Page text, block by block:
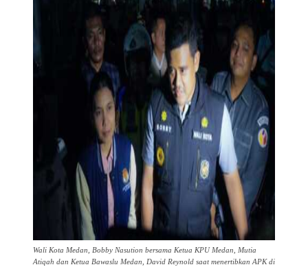
Wali Kota Medan, Bobby Nasution bersama Ketua KPU Medan, Mutia
Atiqah dan Ketua Bawaslu Medan, David Reynold saat menertibkan APK di